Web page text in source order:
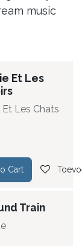
music
Et Les
Les Chats
Cart
Train